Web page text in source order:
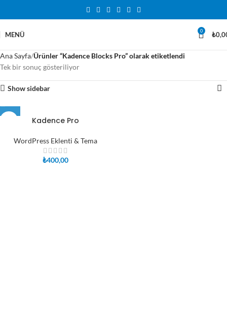
MENÜ 0 ₺
Ana Sayfa Ürünler “Kadence Blocks Pro” olarak etiketlendi
Tek bir sonuç gösteriliyor
Show sidebar
Kadence Pro
WordPress Eklenti & Tema
₺400,00